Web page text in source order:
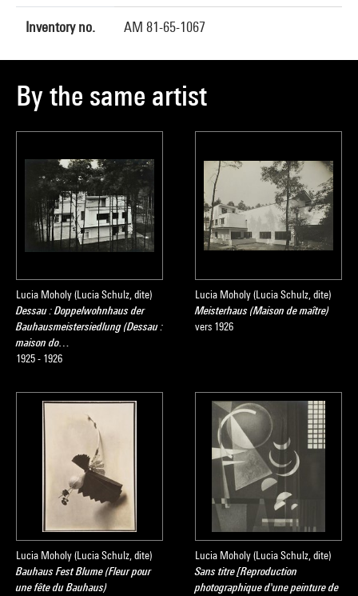
Inventory no. AM 81-65-1067
By the same artist
Lucia Moholy (Lucia Schulz, dite)
Dessau : Doppelwohnhaus der
Bauhausmeistersiedlung (Dessau :
maison do…
1925 - 1926
Lucia Moholy (Lucia Schulz, dite)
Meisterhaus (Maison de maître)
vers 1926
Lucia Moholy (Lucia Schulz, dite)
Bauhaus Fest Blume (Fleur pour
une fête du Bauhaus)
Lucia Moholy (Lucia Schulz, dite)
Sans titre [Reproduction
photographique d'une peinture de